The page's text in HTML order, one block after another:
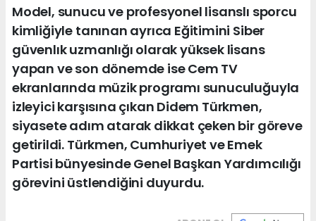
Model, sunucu ve profesyonel lisanslı sporcu
kimliğiyle tanınan ayrıca Eğitimini Siber
güvenlık uzmanlığı olarak yüksek lisans
yapan ve son dönemde ise Cem TV
ekranlarında müzik programı sunuculuğuyla
izleyici karşısına çıkan Didem Türkmen,
siyasete adım atarak dikkat çeken bir göreve
getirildi. Türkmen, Cumhuriyet ve Emek
Partisi bünyesinde Genel Başkan Yardımcılığı
görevini üstlendiğini duyurdu.